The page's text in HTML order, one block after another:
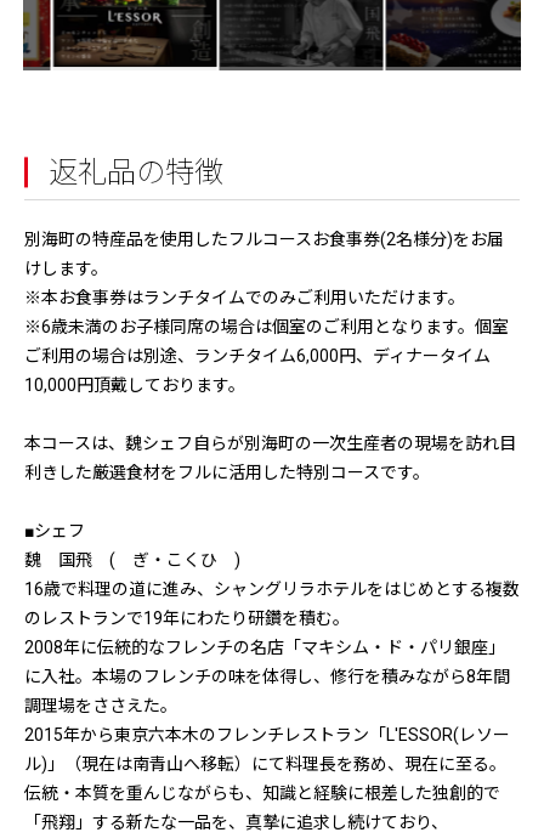
返礼品の特徴
別海町の特産品を使用したフルコースお食事券(2名様分)をお届
けします。
※本お食事券はランチタイムでのみご利用いただけます。
※6歳未満のお子様同席の場合は個室のご利用となります。個室
ご利用の場合は別途、ランチタイム6,000円、ディナータイム
10,000円頂戴しております。
本コースは、魏シェフ自らが別海町の一次生産者の現場を訪れ目
利きした厳選食材をフルに活用した特別コースです。
■シェフ
魏 国飛 ( ぎ・こくひ )
16歳で料理の道に進み、シャングリラホテルをはじめとする複数
のレストランで19年にわたり研鑽を積む。
2008年に伝統的なフレンチの名店「マキシム・ド・パリ銀座」
に入社。本場のフレンチの味を体得し、修行を積みながら8年間
調理場をささえた。
2015年から東京六本木のフレンチレストラン「L'ESSOR(レソー
ル)」（現在は南青山へ移転）にて料理長を務め、現在に至る。
伝統・本質を重んじながらも、知識と経験に根差した独創的で
「飛翔」する新たな一品を、真摯に追求し続けており、